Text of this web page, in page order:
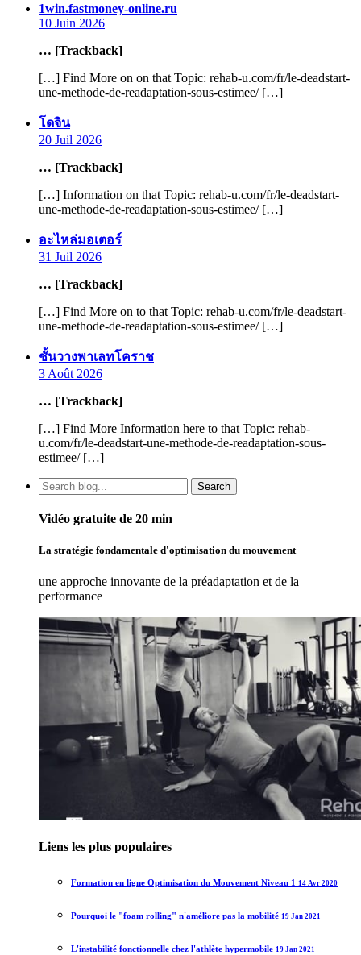
1win.fastmoney-online.ru
10 Juin 2026
… [Trackback]
[…] Find More on on that Topic: rehab-u.com/fr/le-deadstart-
une-methode-de-readaptation-sous-estimee/ […]
โดจิน
20 Juil 2026
… [Trackback]
[…] Information on that Topic: rehab-u.com/fr/le-deadstart-
une-methode-de-readaptation-sous-estimee/ […]
อะไหล่มอเตอร์says:
31 Juil 2026
… [Trackback]
[…] Find More on to that Topic: rehab-u.com/fr/le-deadstart-
une-methode-de-readaptation-sous-estimee/ […]
ชั้นวางพาเลทโคราชsays:
3 Août 2026
… [Trackback]
[…] Find More Information here to that Topic: rehab-
u.com/fr/le-deadstart-une-methode-de-readaptation-sous-
estimee/ […]
Search
Vidéo gratuite de 20 min
La stratégie fondamentale d'optimisation du mouvement
une approche innovante de la préadaptation et de la
performance
Liens les plus populaires
Formation en ligne Optimisation du Mouvement Niveau 1 14 Avr 2020
Pourquoi le "foam rolling" n'améliore pas la mobilité 19 Jan 2021
L'instabilité fonctionnelle chez l'athlète hypermobile 19 Jan 2021